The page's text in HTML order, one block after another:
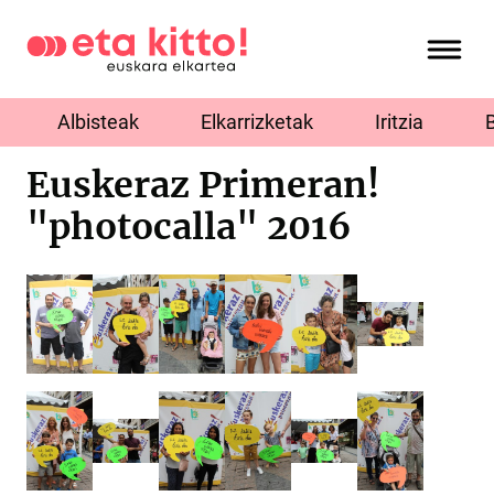
Albisteak Elkarrizketak Iritzia
Euskeraz Primeran!
"photocalla" 2016